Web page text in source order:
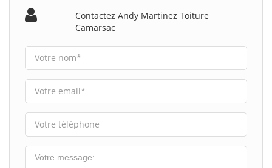
Contactez Andy Martinez Toiture
Camarsac